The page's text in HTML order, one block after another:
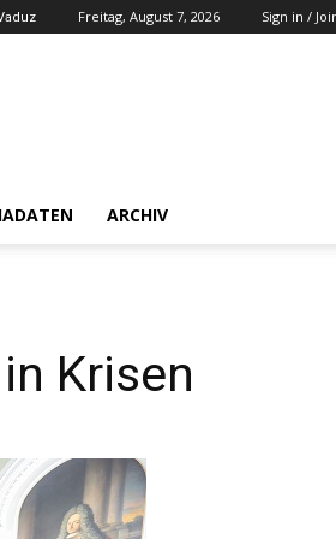
Freitag, August 7, 2026 Sign in /
ARCHIV
Krisen